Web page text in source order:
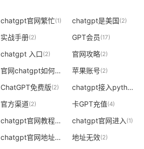
chatgpt官网繁忙(1) chatgpt是美国(2)
实战手册(2) GPT会员 (17)
chatgpt 入口(2) 官网攻略(2)
官网chatgpt如何打开 (2)
苹果账号(2)
ChatGPT免费版(2) chatgpt接入python
官方渠道(2) 卡GPT充值(4)
chatgpt官网教程
(2) chatgpt官网进入 (1)
chatgpt官网地址
(2) 地址无效(2)